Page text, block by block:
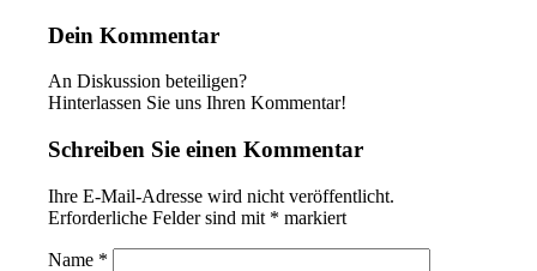
Dein Kommentar
An Diskussion beteiligen?
Hinterlassen Sie uns Ihren Kommentar!
Schreiben Sie einen Kommentar
Ihre E-Mail-Adresse wird nicht veröffentlicht.
Erforderliche Felder sind mit * markiert
Name *